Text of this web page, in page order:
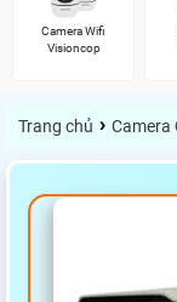
Camera Wifi
Visioncop
Trang chủ › Camera